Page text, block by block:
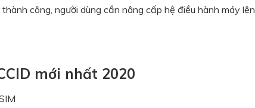
công, người dùng cần nâng cấp hệ điều hành máy lên
mới nhất 2020